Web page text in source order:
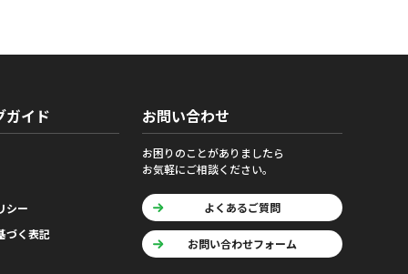
ガイド
シー
づく表記
お問い合わせ
お困りのことがありましたら
お気軽にご相談ください。
よくあるご質問
お問い合わせフォーム